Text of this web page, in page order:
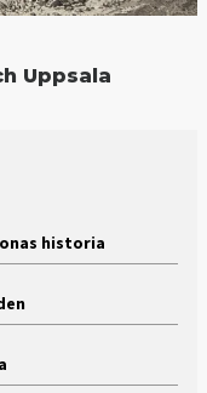
Uppsala
historia